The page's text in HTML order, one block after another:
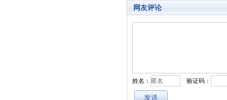
网友评论
姓名： 验证码：